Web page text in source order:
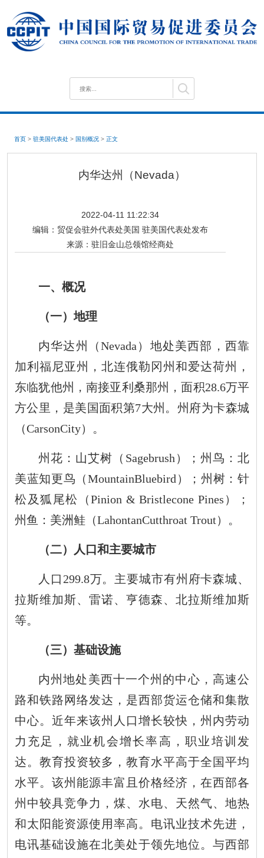
首页 > 驻美国代表处 > 国别概况 > 正文
内华达州（Nevada）
2022-04-11 11:22:34
编辑： 贸促会驻外代表处美国 驻美国代表处发布
来源： 驻旧金山总领馆经商处
一、概况
（一）地理
内华达州（Nevada ）地处美西部，西靠
加利福尼亚州，北连俄勒冈州和爱达荷州，
东临犹他州，南接亚利桑那州，面积28.6万平
方公里，是美国面积第7大州。州府为卡森城
（CarsonCity）。
州花：山艾树（ Sagebrush ）；州鸟：北
美蓝知更鸟（MountainBluebird ）；州树：针
松及狐尾松（Pinion & Bristlecone Pines ）；
州鱼：美洲鲑（LahontanCutthroat Trout）。
（二）人口和主要城市
人口 299.8万。主要城市有州府卡森城、
拉斯维加斯、 雷诺、 亨德森、 北拉斯维加斯
等。
（三）基础设施
内州地处美西十一个州的中心，高速公
路和铁路网络发达，是西部货运仓储和集散
中心。近年来该州人口增长较快，州内劳动
力充足，就业机会增长率高 ，职业培训发
达。教育投资较多，教育水平高于全国平均
水平。该州能源丰富且价格经济，在西部各
州中较具竞争力，煤、水电、天然气、地热
和太阳能资源使用率高。电讯业技术先进，
电讯基础设施在北美处于领先地位。与西部